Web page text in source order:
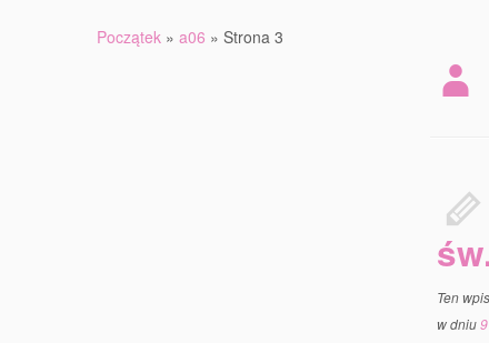
Początek » a06 » Strona 3
Ten
w dniu